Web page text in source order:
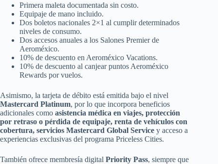
Primera maleta documentada sin costo.
Equipaje de mano incluido.
Dos boletos nacionales 2×1 al cumplir determinados
niveles de consumo.
Dos accesos anuales a los Salones Premier de
Aeroméxico.
10% de descuento en Aeroméxico Vacations.
10% de descuento al canjear puntos Aeroméxico
Rewards por vuelos.
Asimismo, la tarjeta de débito está emitida bajo el nivel
Mastercard Platinum, por lo que incorpora beneficios
adicionales como asistencia médica en viajes, protección
por retraso o pérdida de equipaje, renta de vehículos con
cobertura, servicios Mastercard Global Service y acceso a
experiencias exclusivas del programa Priceless Cities.
También ofrece membresía digital Priority Pass, siempre que